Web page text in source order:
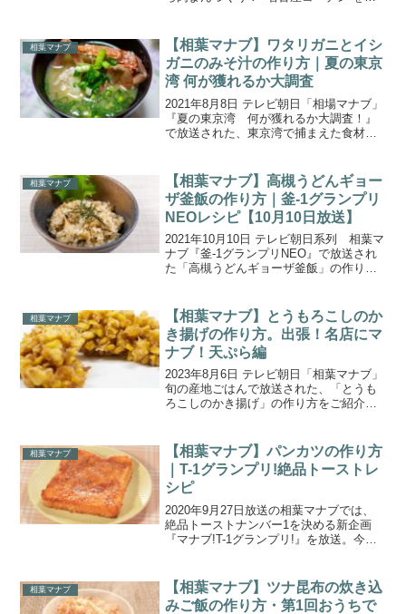
県南房総市で300年続く農家の稲葉さんの
畑で...
相葉マナブ
【相葉マナブ】ワタリガニとイシ
ガニのみそ汁の作り方｜夏の東京
湾 何が獲れるか大調査
2021年8月8日 テレビ朝日「相場マナブ」
『夏の東京湾 何が獲れるか大調査！』
で放送された、東京湾で捕まえた食材を
葉県木更津市を訪れ、夏の東京湾にはど
んな魚や貝が生息し...
相葉マナブ
【相葉マナブ】高槻うどんギョー
ザ釜飯の作り方｜釜-1グランプリ
NEOレシピ【10月10日放送】
2021年10月10日 テレビ朝日系列 相葉マ
ナブ『釜-1グランプリNEO』で放送され
た「高槻うどんギョーザ釜飯」の作り方
た釜飯レシピから多数決で勝者が決めら
れる勝ち抜...
相葉マナブ
【相葉マナブ】とうもろこしのか
き揚げの作り方。出張！名店にマ
ナブ！天ぷら編
2023年8月6日 テレビ朝日「相葉マナブ」
旬の産地ごはんで放送された、「とうも
ろこしのかき揚げ」の作り方をご紹介し
店にマナブ！天ぷら編」。今回は、東
京・銀座にお店を構...
相葉マナブ
【相葉マナブ】パンカツの作り方
｜T-1グランプリ!絶品トーストレ
シピ
2020年9月27日放送の相葉マナブでは、
絶品トーストナンバー1を決める新企画
『マナブ!T-1グランプリ!』を放送。今回
りがっこコンビーフトースト」、牛乳・
バターを...
相葉マナブ
【相葉マナブ】ツナ昆布の炊き込
みご飯の作り方・第1回おうちで